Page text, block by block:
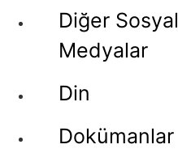
Diğer Sosyal
Medyalar
Din
Dokümanlar